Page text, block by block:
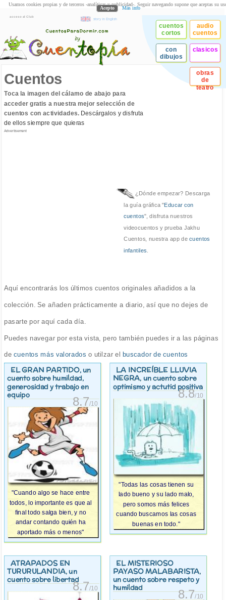
acceso al Club
story in English
cuentos
cortos
audio
cuentos
con
dibujos
clasicos
obras
de
teatro
Cuentos
Toca la imagen del cálamo de abajo para
acceder gratis a nuestra mejor selección de
cuentos con actividades.Descárgalos y disfruta
de ellos siempre que quieras
Advertisement
¿Dónde empezar? Descarga
la guía gráfica "Educar con
cuentos", disfruta nuestros
videocuentos y prueba Jakhu
Cuentos, nuestra app decuentos
infantiles.
Aquí encontrarás los últimos cuentos originales añadidos a la
colección. Se añaden prácticamente a diario, así que no dejes de
pasarte por aquí cada día.
Puedes navegar por esta vista, pero también puedes ir a las páginas
decuentos más valorados o utilzar el buscador de cuentos
EL GRAN PARTIDO, un
cuento sobre humildad,
generosidad y trabajo en
equipo
8.7/10
"Cuando algo se hace entre
todos, lo importante es que al
final todo salga bien, y no
andar contando quién ha
aportado más o menos"
LA INCREÍBLE LLUVIA
NEGRA, un cuento sobre
optimismo y actutid positiva
8.8/10
"Todas las cosas tienen su
lado bueno y su lado malo,
pero somos más felices
cuando buscamos las cosas
buenas en todo."
ATRAPADOS EN
TURURULANDIA, un
cuento sobre libertad
8.7/10
EL MISTERIOSO
PAYASO MALABARISTA,
un cuento sobre respeto y
humildad
8.7/10
Usamos cookies propias y de terceros -analíticas y publicidad-. Seguir navegando supone que aceptas su
Acepto Más info